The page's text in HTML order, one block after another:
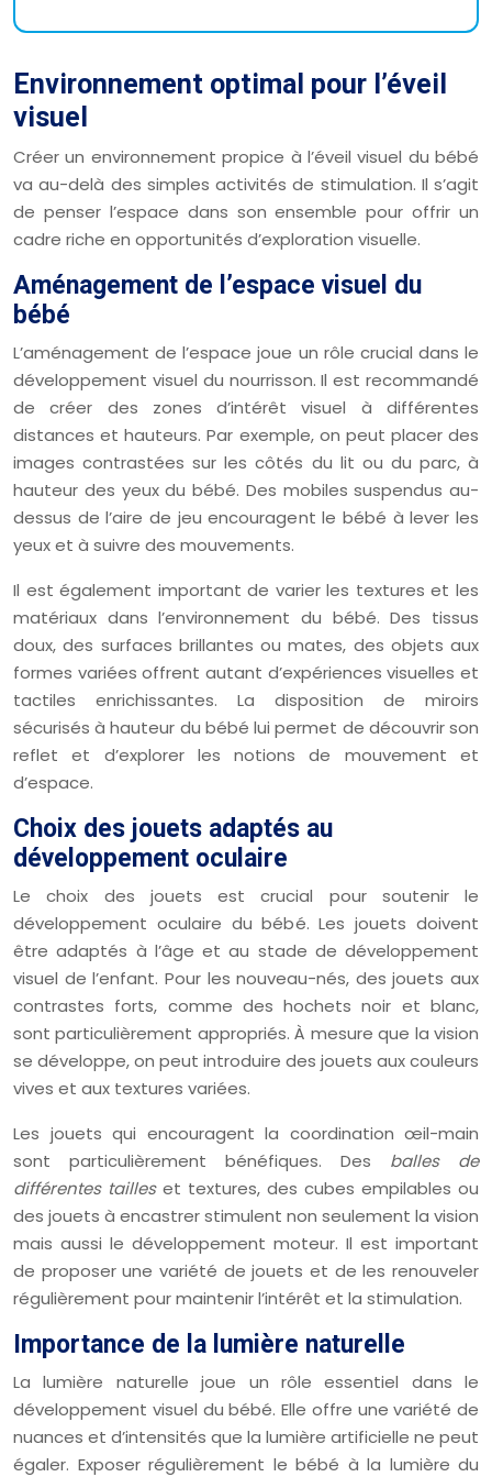
Environnement optimal pour l’éveil
visuel
Créer un environnement propice à l’éveil visuel du bébé
va au-delà des simples activités de stimulation. Il s’agit
de penser l’espace dans son ensemble pour offrir un
cadre riche en opportunités d’exploration visuelle.
Aménagement de l’espace visuel du
bébé
L’aménagement de l’espace joue un rôle crucial dans le
développement visuel du nourrisson. Il est recommandé
de créer des zones d’intérêt visuel à différentes
distances et hauteurs. Par exemple, on peut placer des
images contrastées sur les côtés du lit ou du parc, à
hauteur des yeux du bébé. Des mobiles suspendus au-
dessus de l’aire de jeu encouragent le bébé à lever les
yeux et à suivre des mouvements.
Il est également important de varier les textures et les
matériaux dans l’environnement du bébé. Des tissus
doux, des surfaces brillantes ou mates, des objets aux
formes variées offrent autant d’expériences visuelles et
tactiles enrichissantes. La disposition de miroirs
sécurisés à hauteur du bébé lui permet de découvrir son
reflet et d’explorer les notions de mouvement et
d’espace.
Choix des jouets adaptés au
développement oculaire
Le choix des jouets est crucial pour soutenir le
développement oculaire du bébé. Les jouets doivent
être adaptés à l’âge et au stade de développement
visuel de l’enfant. Pour les nouveau-nés, des jouets aux
contrastes forts, comme des hochets noir et blanc,
sont particulièrement appropriés. À mesure que la vision
se développe, on peut introduire des jouets aux couleurs
vives et aux textures variées.
Les jouets qui encouragent la coordination œil-main
sont particulièrement bénéfiques. Des balles de
différentes tailles et textures, des cubes empilables ou
des jouets à encastrer stimulent non seulement la vision
mais aussi le développement moteur. Il est important
de proposer une variété de jouets et de les renouveler
régulièrement pour maintenir l’intérêt et la stimulation.
Importance de la lumière naturelle
La lumière naturelle joue un rôle essentiel dans le
développement visuel du bébé. Elle offre une variété de
nuances et d’intensités que la lumière artificielle ne peut
égaler. Exposer régulièrement le bébé à la lumière du